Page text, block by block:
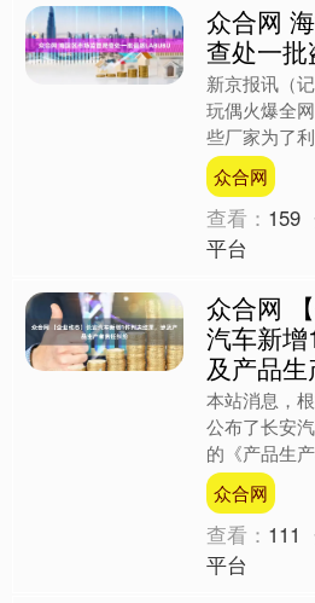
众合网
查处一
新京报讯（
玩偶火爆全
些厂家为了
LABUBU，
仿冒厂家出
众合网
查看： 159
平台
众合网
汽车新
及产品
本站消息，
公布了长安
的《产品生
书》，详细
（2025）渝
众合网
查看： 111
平台